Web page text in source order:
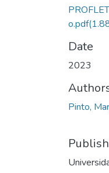
o.pdf
Date
2023
Pinto,